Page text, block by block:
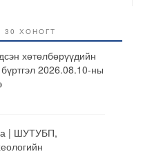
30 ХОНОГТ
хөтөлбөрүүдийн
2026.08.10-ны
| ШУТУБП,